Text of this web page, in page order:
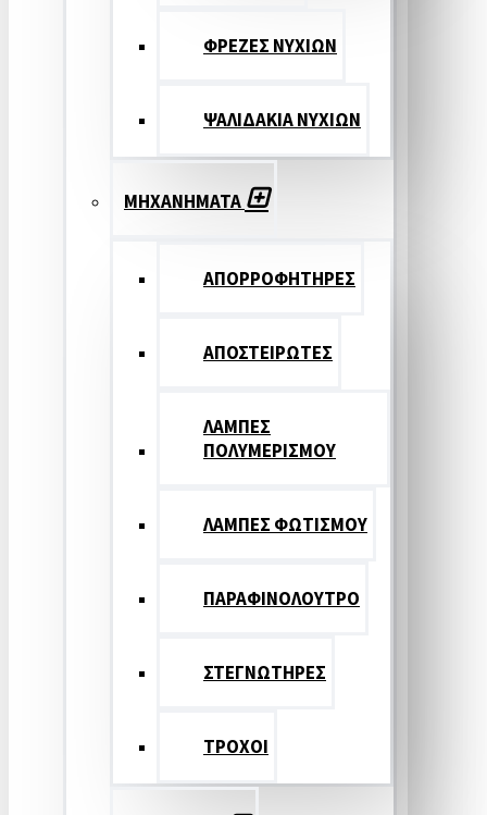
ΦΡΕΖΕΣ ΝΥΧΙΩΝ
ΨΑΛΙΔΑΚΙΑ ΝΥΧΙΩΝ
ΜΗΧΑΝΗΜΑΤΑ
ΑΠΟΡΡΟΦΗΤΗΡΕΣ
ΑΠΟΣΤΕΙΡΩΤΕΣ
ΛΑΜΠΕΣ
ΠΟΛΥΜΕΡΙΣΜΟΥ
ΛΑΜΠΕΣ ΦΩΤΙΣΜΟΥ
ΠΑΡΑΦΙΝΟΛΟΥΤΡΟ
ΣΤΕΓΝΩΤΗΡΕΣ
ΤΡΟΧΟΙ